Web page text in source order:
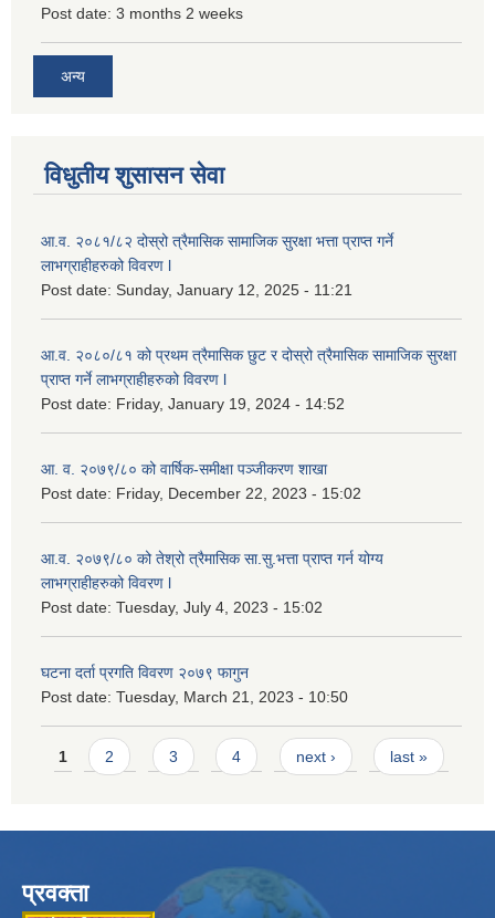
Post date: 3 months 2 weeks
अन्य
विधुतीय शुसासन सेवा
आ.व. २०८१/८२ दोस्रो त्रैमासिक सामाजिक सुरक्षा भत्ता प्राप्त गर्ने
लाभग्राहीहरुको विवरण l
Post date: Sunday, January 12, 2025 - 11:21
आ.व. २०८०/८१ को प्रथम त्रैमासिक छुट र दोस्रो त्रैमासिक सामाजिक सुरक्षा
प्राप्त गर्ने लाभग्राहीहरुको विवरण l
Post date: Friday, January 19, 2024 - 14:52
आ. व. २०७९/८० को वार्षिक-समीक्षा पञ्जीकरण शाखा
Post date: Friday, December 22, 2023 - 15:02
आ.व. २०७९/८० को तेश्रो त्रैमासिक सा.सु.भ‍त्ता प्राप्त गर्न योग्य
लाभग्राहीहरुको विवरण l
Post date: Tuesday, July 4, 2023 - 15:02
घटना दर्ता प्रगति विवरण २०७९ फागुन
Post date: Tuesday, March 21, 2023 - 10:50
Pages
1 2 3 4 next › last »
प्रवक्ता